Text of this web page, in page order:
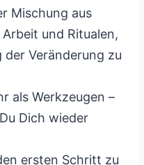
Mischung aus
und Ritualen,
der Veränderung zu
als Werkzeugen –
Dich wieder
ersten Schritt zu